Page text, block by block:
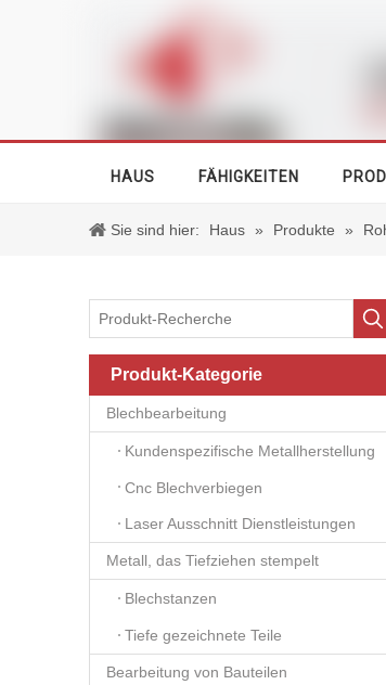
HAUS FÄHIGKEITEN
Sie sind hier: Haus » Produkte »
Produkt-Kategorie
Blechbearbeitung
Kundenspezifische Metallherstellung
Cnc Blechverbiegen
Laser Ausschnitt Dienstleistungen
Metall, das Tiefziehen stempelt
Blechstanzen
Tiefe gezeichnete Teile
Bearbeitung von Bauteilen